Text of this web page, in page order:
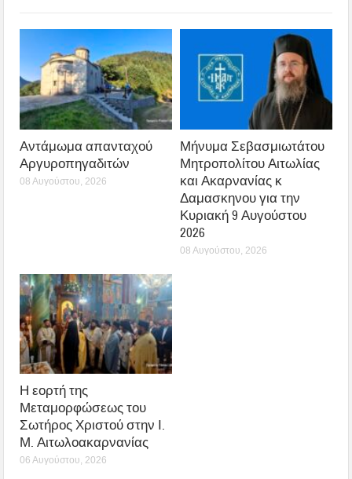
Αντάμωμα απανταχού
Αργυροπηγαδιτών
08 Αυγούστου, 2026
Μήνυμα Σεβασμιωτάτου
Μητροπολίτου Αιτωλίας
και Ακαρνανίας κ
Δαμασκηνου για την
Κυριακή 9 Αυγούστου
2026
08 Αυγούστου, 2026
Η εορτή της
Μεταμορφώσεως του
Σωτήρος Χριστού στην Ι.
Μ. Αιτωλοακαρνανίας
06 Αυγούστου, 2026